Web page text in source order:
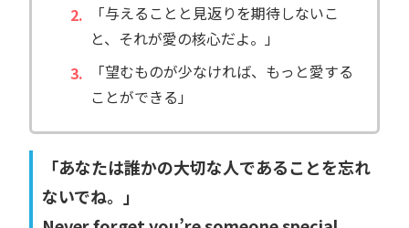
「与えることと見返りを期待しないこ
と、それが愛の核心だよ。」
「望むものが少なければ、もっと愛する
ことができる」
「あなたは誰かの大切な人であることを忘れ
ないでね。」